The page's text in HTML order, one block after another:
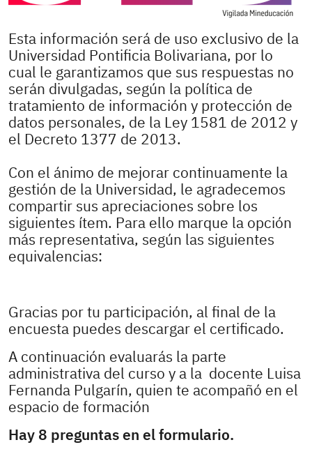
Esta información será de uso exclusivo de la
Universidad Pontificia Bolivariana, por lo
cual le garantizamos que sus respuestas no
serán divulgadas, según la política de
tratamiento de información y protección de
datos personales, de la Ley 1581 de 2012 y
el Decreto 1377 de 2013.
Con el ánimo de mejorar continuamente la
gestión de la Universidad, le agradecemos
compartir sus apreciaciones sobre los
siguientes ítem. Para ello marque la opción
más representativa, según las siguientes
equivalencias:
Gracias por tu participación, al final de la
encuesta puedes descargar el certificado.
A continuación evaluarás la parte
administrativa del curso y a la docente Luisa
Fernanda Pulgarín, quien te acompañó en el
espacio de formación
Hay 8 preguntas en el formulario.